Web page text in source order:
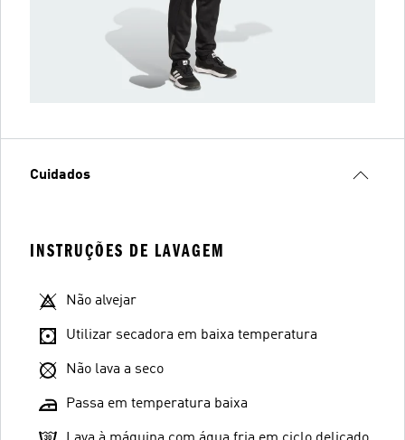
Cuidados
INSTRUÇÕES DE LAVAGEM
Não alvejar
Utilizar secadora em baixa temperatura
Não lava a seco
Passa em temperatura baixa